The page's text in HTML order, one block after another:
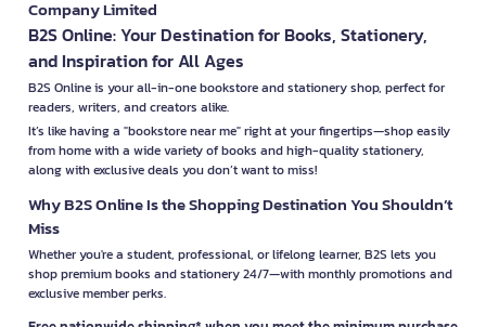
Company Limited
B2S Online: Your Destination for Books, Stationery,
and Inspiration for All Ages
B2S Online is your all-in-one bookstore and stationery shop, perfect for
readers, writers, and creators alike.
It’s like having a "bookstore near me" right at your fingertips—shop easily
from home with a wide variety of books and high-quality stationery,
along with exclusive deals you don’t want to miss!
Why B2S Online Is the Shopping Destination You Shouldn’t
Miss
Whether you're a student, professional, or lifelong learner, B2S lets you
shop premium books and stationery 24/7—with monthly promotions and
exclusive member perks.